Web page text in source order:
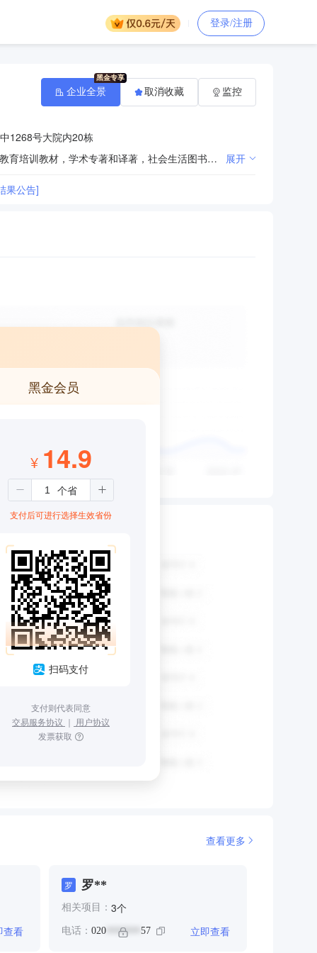
登录/注册
1268号大院内20栋
公开出版高校、职业技术院校和中小学各学科、专业、课程所需要的教材、辅助材料、工具书，教师继续教育培训教材，学术专著和译著，社会生活图书和大众读物；图书营销；教育培训；设计、制作、代理、发布国内外各类广告。
展开
果公告]
企业全景 取消收藏 监控
黑金会员
¥ 14.9
支付后可进行选择生效省份
扫码支付
支付则代表同意
交易服务协议 ｜ 用户协议
发票获取
查看更多
查看
罗 罗**
相关项目： 3个
电话： 020******* 57 立即查看